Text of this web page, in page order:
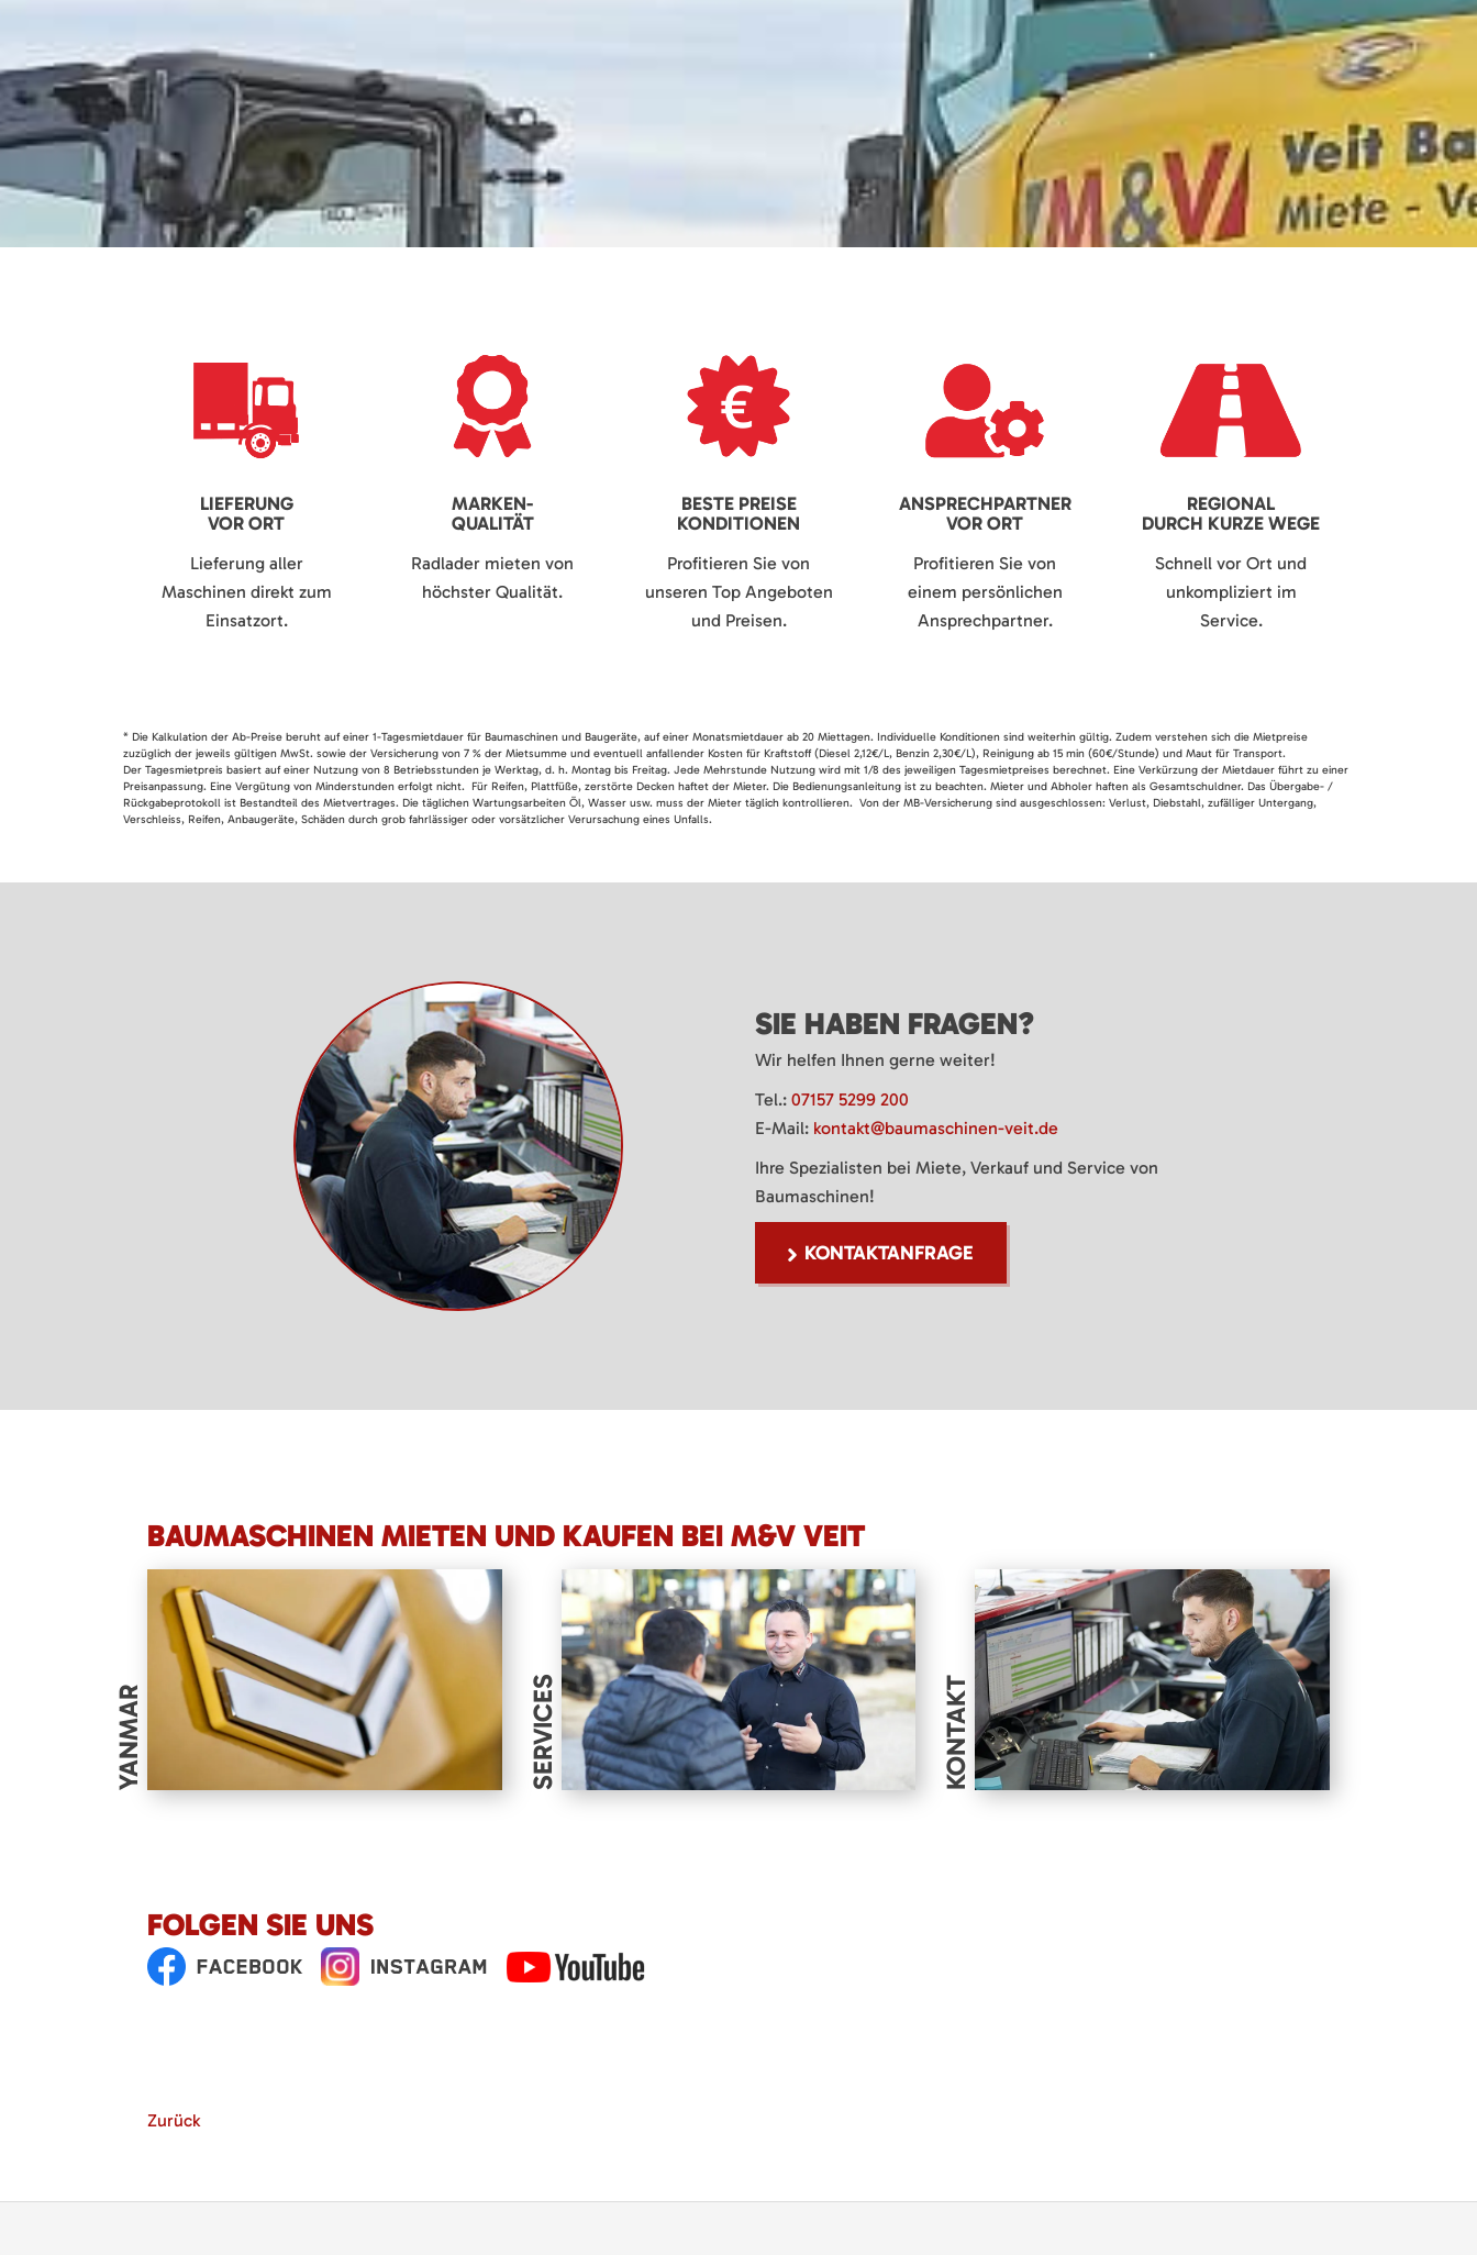
LIEFERUNG
VOR ORT
Lieferung aller
Maschinen direkt zum
Einsatzort.
MARKEN-
QUALITÄT
Radlader mieten von
höchster Qualität.
BESTE PREISE
KONDITIONEN
Profitieren Sie von
unseren Top Angeboten
und Preisen.
ANSPRECHPARTNER
VOR ORT
Profitieren Sie von
einem persönlichen
Ansprechpartner.
REGIONAL
DURCH KURZE WEGE
Schnell vor Ort und
unkompliziert im
Service.
* Die Kalkulation der Ab-Preise beruht auf einer 1-Tagesmietdauer für Baumaschinen und Baugeräte, auf einer Monatsmietdauer ab 20 Miettagen. Individuelle Konditionen sind weiterhin gültig. Zudem verstehen sich die Mietpreise
zuzüglich der jeweils gültigen MwSt. sowie der Versicherung von 7 % der Mietsumme und eventuell anfallender Kosten für Kraftstoff (Diesel 2,12€/L, Benzin 2,30€/L), Reinigung ab 15 min (60€/Stunde) und Maut für Transport.
Der Tagesmietpreis basiert auf einer Nutzung von 8 Betriebsstunden je Werktag, d. h. Montag bis Freitag. Jede Mehrstunde Nutzung wird mit 1/8 des jeweiligen Tagesmietpreises berechnet. Eine Verkürzung der Mietdauer führt zu einer
Preisanpassung. Eine Vergütung von Minderstunden erfolgt nicht. Für Reifen, Plattfüße, zerstörte Decken haftet der Mieter. Die Bedienungsanleitung ist zu beachten. Mieter und Abholer haften als Gesamtschuldner. Das Übergabe- /
Rückgabeprotokoll ist Bestandteil des Mietvertrages. Die täglichen Wartungsarbeiten Öl, Wasser usw. muss der Mieter täglich kontrollieren. Von der MB-Versicherung sind ausgeschlossen: Verlust, Diebstahl, zufälliger Untergang,
Verschleiss, Reifen, Anbaugeräte, Schäden durch grob fahrlässiger oder vorsätzlicher Verursachung eines Unfalls.
SIE HABEN FRAGEN?
Wir helfen Ihnen gerne weiter!
Tel.: 07157 5299 200
E-Mail: kontakt@baumaschinen-veit.de
Ihre Spezialisten bei Miete, Verkauf und Service von
Baumaschinen!
KONTAKTANFRAGE
BAUMASCHINEN MIETEN UND KAUFEN BEI M&V VEIT
YANMAR SERVICES KONTAKT
FOLGEN SIE UNS
Zurück